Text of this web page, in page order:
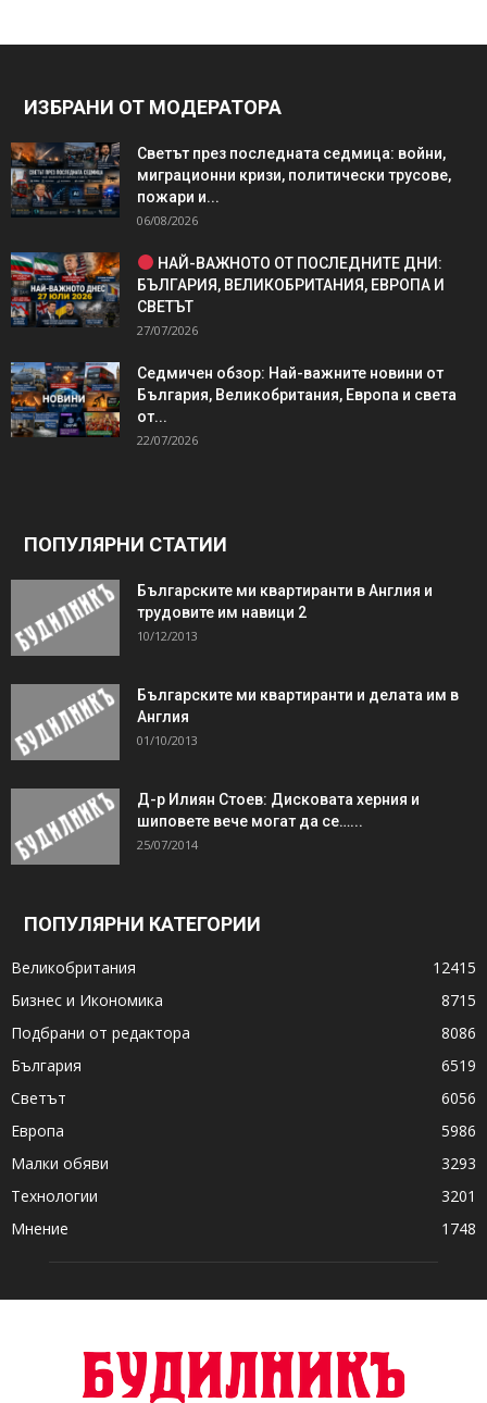
ИЗБРАНИ ОТ МОДЕРАТОРА
Светът през последната седмица: войни,
миграционни кризи, политически трусове,
пожари и...
06/08/2026
НАЙ-ВАЖНОТО ОТ ПОСЛЕДНИТЕ ДНИ:
БЪЛГАРИЯ, ВЕЛИКОБРИТАНИЯ, ЕВРОПА И
СВЕТЪТ
27/07/2026
Седмичен обзор: Най-важните новини от
България, Великобритания, Европа и света
от...
22/07/2026
ПОПУЛЯРНИ СТАТИИ
Българските ми квартиранти в Англия и
трудовите им навици 2
10/12/2013
Българските ми квартиранти и делата им в
Англия
01/10/2013
Д-р Илиян Стоев: Дисковата херния и
шиповете вече могат да се…...
25/07/2014
ПОПУЛЯРНИ КАТЕГОРИИ
Великобритания
12415
Бизнес и Икономика
8715
Подбрани от редактора
8086
България
6519
Светът
6056
Европа
5986
Малки обяви
3293
Технологии
3201
Мнение
1748